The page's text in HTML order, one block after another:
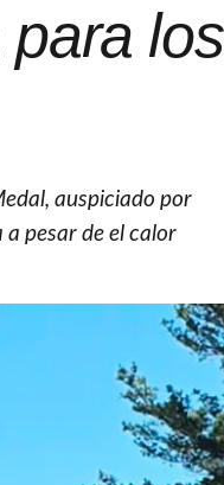
los
auspiciado por
pesar de el calor